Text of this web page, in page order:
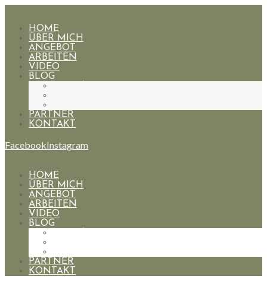
HOME
ÜBER MICH
ANGEBOT
ARBEITEN
VIDEO
BLOG
PARTNER
KONTAKT
FacebookInstagram
HOME
ÜBER MICH
ANGEBOT
ARBEITEN
VIDEO
BLOG
PARTNER
KONTAKT